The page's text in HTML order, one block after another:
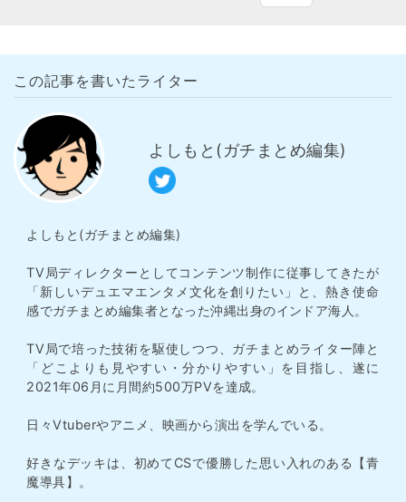
この記事を書いたライター
よしもと(ガチまとめ編集)
よしもと(ガチまとめ編集)
TV局ディレクターとしてコンテンツ制作に従事してきたが
「新しいデュエマエンタメ文化を創りたい」と、熱き使命
感でガチまとめ編集者となった沖縄出身のインドア海人。
TV局で培った技術を駆使しつつ、ガチまとめライター陣と
「どこよりも見やすい・分かりやすい」を目指し、遂に
2021年06月に月間約500万PVを達成。
日々Vtuberやアニメ、映画から演出を学んでいる。
好きなデッキは、初めてCSで優勝した思い入れのある【青
魔導具】。